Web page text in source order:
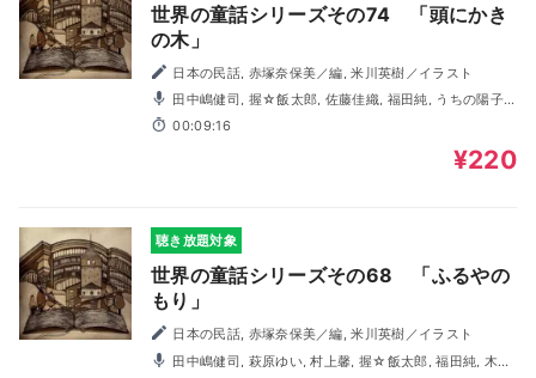
世界の童話シリーズその74 「頭にかき
の木」
日本の民話, 赤塚奈保美／編, 米川英樹／イラスト
木村由妃, 村上馨
00:09:16
¥220
聴き放題対象
世界の童話シリーズその68 「ふるやの
もり」
日本の民話, 赤塚奈保美／編, 米川英樹／イラスト